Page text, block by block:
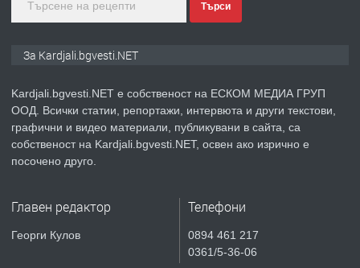
на язовир Студен кладенец 331м2 |
преди 1 година
ПРЕДЛАГА
Курс
Търси
За Kardjali.bgvesti.NET
Kardjali.bgvesti.NET е собственост на ЕСКОМ МЕДИА ГРУП
ООД. Всички статии, репортажи, интервюта и други текстови,
графични и видео материали, публикувани в сайта, са
собственост на Kardjali.bgvesti.NET, освен ако изрично е
посочено друго.
Главен редактор
Георги Кулов
Телефони
0894 461 217
0361/5-36-06